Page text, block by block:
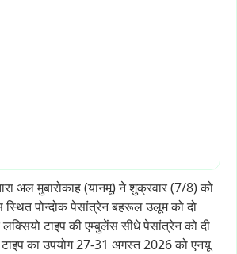
अलमुबारोकाह(यानमू)नेशुक्रवार(7/8)को
स्थितपोन्दोकपेसांत्रेनबहरूलउलूमकोदो
लक्सियोटाइपकीएम्बुलेंससीधेपेसांत्रेनकोदी
टाइपकाउपयोग27-31 अगस्त2026कोएनयू